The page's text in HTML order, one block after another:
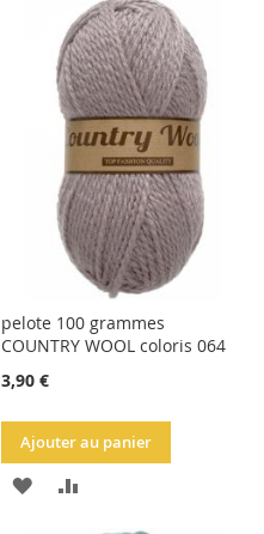
LISTE
D'ACHATS
COMPARATEUR
pelote 100 grammes
COUNTRY WOOL coloris 064
3,90 €
Ajouter au panier
AJOUTER